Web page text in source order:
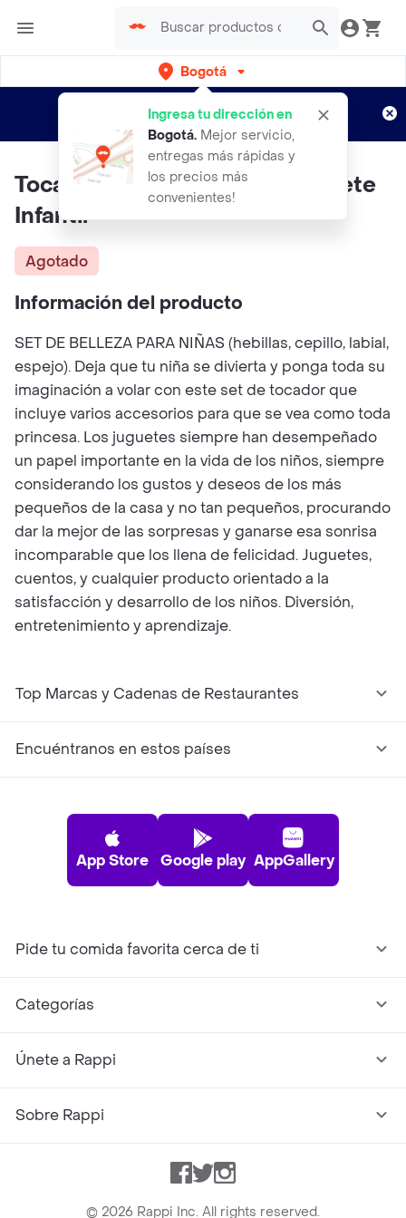
Bogotá
Ingresa tu dirección en
Bogotá. Mejor servicio,
entregas más rápidas y
los precios más
convenientes!
envíos gratis por semanas
Aplican TyC
Tocador Maquillaje Niñas Juguete
Infantil
Agotado
Información del producto
SET DE BELLEZA PARA NIÑAS (hebillas, cepillo, labial,
espejo). Deja que tu niña se divierta y ponga toda su
imaginación a volar con este set de tocador que
incluye varios accesorios para que se vea como toda
princesa. Los juguetes siempre han desempeñado
un papel importante en la vida de los niños, siempre
considerando los gustos y deseos de los más
pequeños de la casa y no tan pequeños, procurando
dar la mejor de las sorpresas y ganarse esa sonrisa
incomparable que los llena de felicidad. Juguetes,
cuentos, y cualquier producto orientado a la
satisfacción y desarrollo de los niños. Diversión,
entretenimiento y aprendizaje.
Top Marcas y Cadenas de Restaurantes
Encuéntranos en estos países
App Store Google play AppGallery
Pide tu comida favorita cerca de ti
Categorías
Únete a Rappi
Sobre Rappi
Facebook
TwitterInstagram
© 2026 Rappi Inc. All rights reserved.